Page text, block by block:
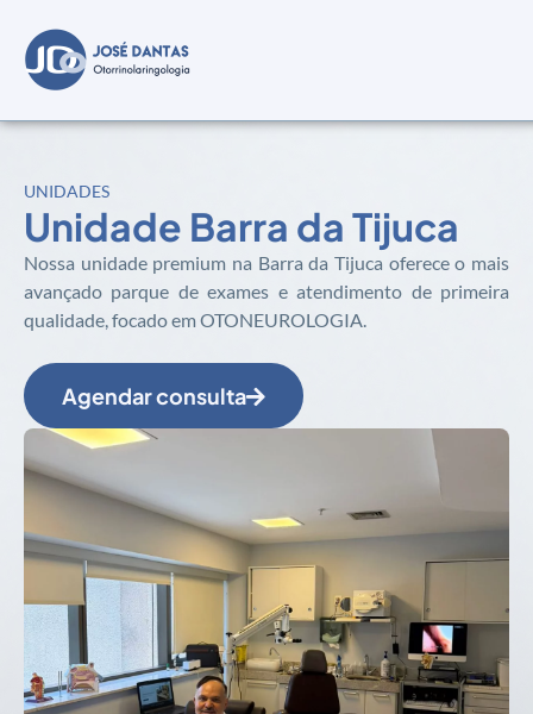
UNIDADES
Unidade Barra da Tijuca
Nossa unidade premium na Barra da Tijuca oferece o mais
avançado parque de exames e atendimento de primeira
qualidade, focado em OTONEUROLOGIA.
Agendar consulta